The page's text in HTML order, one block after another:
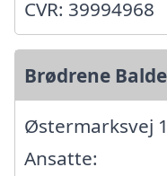
CVR: 39994968
Brødrene
Østermarksvej
Ansatte: